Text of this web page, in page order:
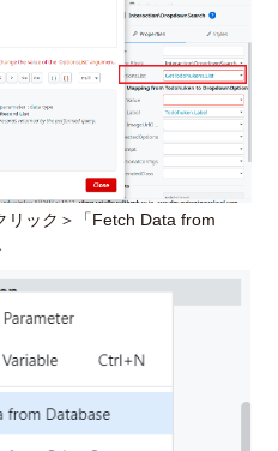
ック＞「Fetch Data from